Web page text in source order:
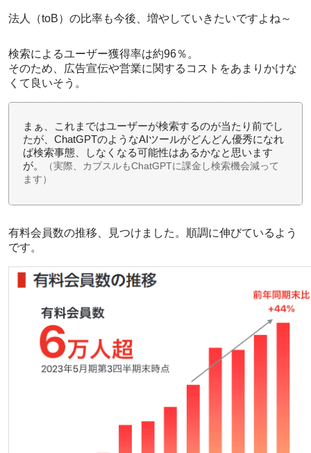
法人（toB）の比率も今後、増やしていきたいですよね～
検索によるユーザー獲得率は約96％。
そのため、広告宣伝や営業に関するコストをあまりかけな
くて良いそう。
まぁ、これまではユーザーが検索するのが当たり前でし
たが、ChatGPTのようなAIツールがどんどん優秀になれ
ば検索事態、しなくなる可能性はあるかなと思います
が。
（実際、カブスルもChatGPTに課金し検索機会減って
ます）
有料会員数の推移、見つけました。順調に伸びているよう
です。